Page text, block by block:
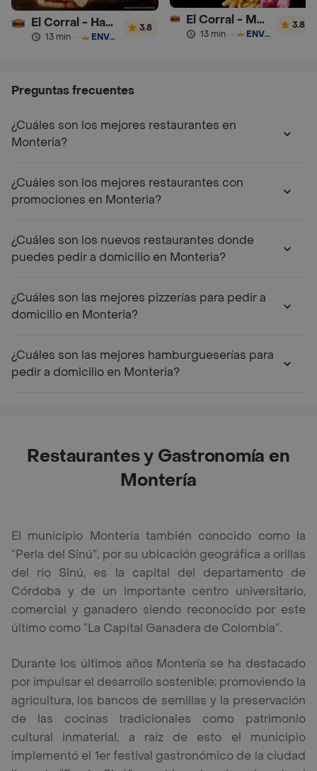
El Corral - Hamburguesa
13 min · ENVÍO GRATIS
3.8
El Corral - Malteadas y Helados
13 min · ENVÍO GRATIS
3.8
Preguntas frecuentes
¿Cuáles son los mejores restaurantes en
Monteria?
¿Cuáles son los mejores restaurantes con
promociones en Monteria?
¿Cuáles son los nuevos restaurantes donde
puedes pedir a domicilio en Monteria?
¿Cuáles son las mejores pizzerías para pedir a
domicilio en Monteria?
¿Cuáles son las mejores hamburgueserías para
pedir a domicilio en Monteria?
Restaurantes y Gastronomía en
Montería
El municipio Montería también conocido como la
“Perla del Sinú”, por su ubicación geográfica a orillas
del río Sinú, es la capital del departamento de
Córdoba y de un importante centro universitario,
comercial y ganadero siendo reconocido por este
último como “La Capital Ganadera de Colombia”.
Durante los últimos años Montería se ha destacado
por impulsar el desarrollo sostenible; promoviendo la
agricultura, los bancos de semillas y la preservación
de las cocinas tradicionales como patrimonio
cultural inmaterial, a raíz de esto el municipio
implementó el 1er festival gastronómico de la ciudad